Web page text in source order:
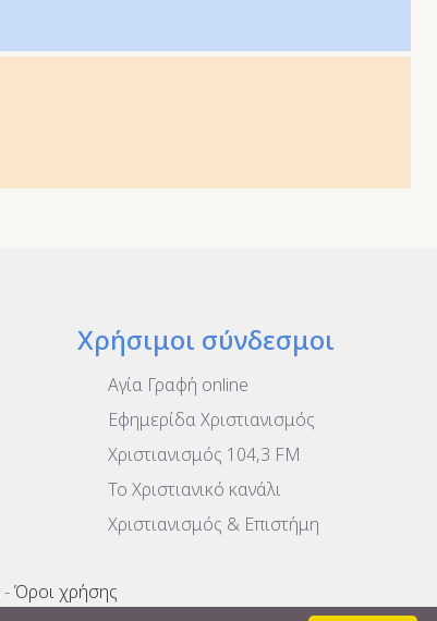
Χρήσιμοι σύνδεσμοι
Αγία Γραφή online
Εφημερίδα Χριστιανισμός
Χριστιανισμός 104,3 FM
To Χριστιανικό κανάλι
Χριστιανισμός & Επιστήμη
-Όροι χρήσης